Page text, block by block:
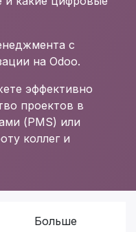
с
на Odoo.
эффективно
проектов в
(PMS) или
коллег и
Больше